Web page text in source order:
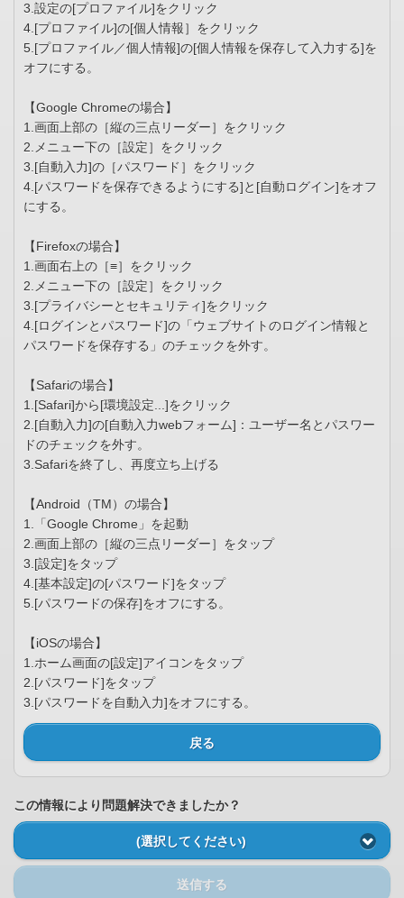
3.設定の[プロファイル]をクリック
4.[プロファイル]の[個人情報］をクリック
5.[プロファイル／個人情報]の[個人情報を保存して入力する]を
オフにする。
【Google Chromeの場合】
1.画面上部の［縦の三点リーダー］をクリック
2.メニュー下の［設定］をクリック
3.[自動入力]の［パスワード］をクリック
4.[パスワードを保存できるようにする]と[自動ログイン]をオフ
にする。
【Firefoxの場合】
1.画面右上の［≡］をクリック
2.メニュー下の［設定］をクリック
3.[プライバシーとセキュリティ]をクリック
4.[ログインとパスワード]の「ウェブサイトのログイン情報と
パスワードを保存する」のチェックを外す。
【Safariの場合】
1.[Safari]から[環境設定...]をクリック
2.[自動入力]の[自動入力webフォーム]：ユーザー名とパスワー
ドのチェックを外す。
3.Safariを終了し、再度立ち上げる
【Android（TM）の場合】
1.「Google Chrome」を起動
2.画面上部の［縦の三点リーダー］をタップ
3.[設定]をタップ
4.[基本設定]の[パスワード]をタップ
5.[パスワードの保存]をオフにする。
【iOSの場合】
1.ホーム画面の[設定]アイコンをタップ
2.[パスワード]をタップ
3.[パスワードを自動入力]をオフにする。
戻る
この情報により問題解決できましたか？
(選択してください)
送信する